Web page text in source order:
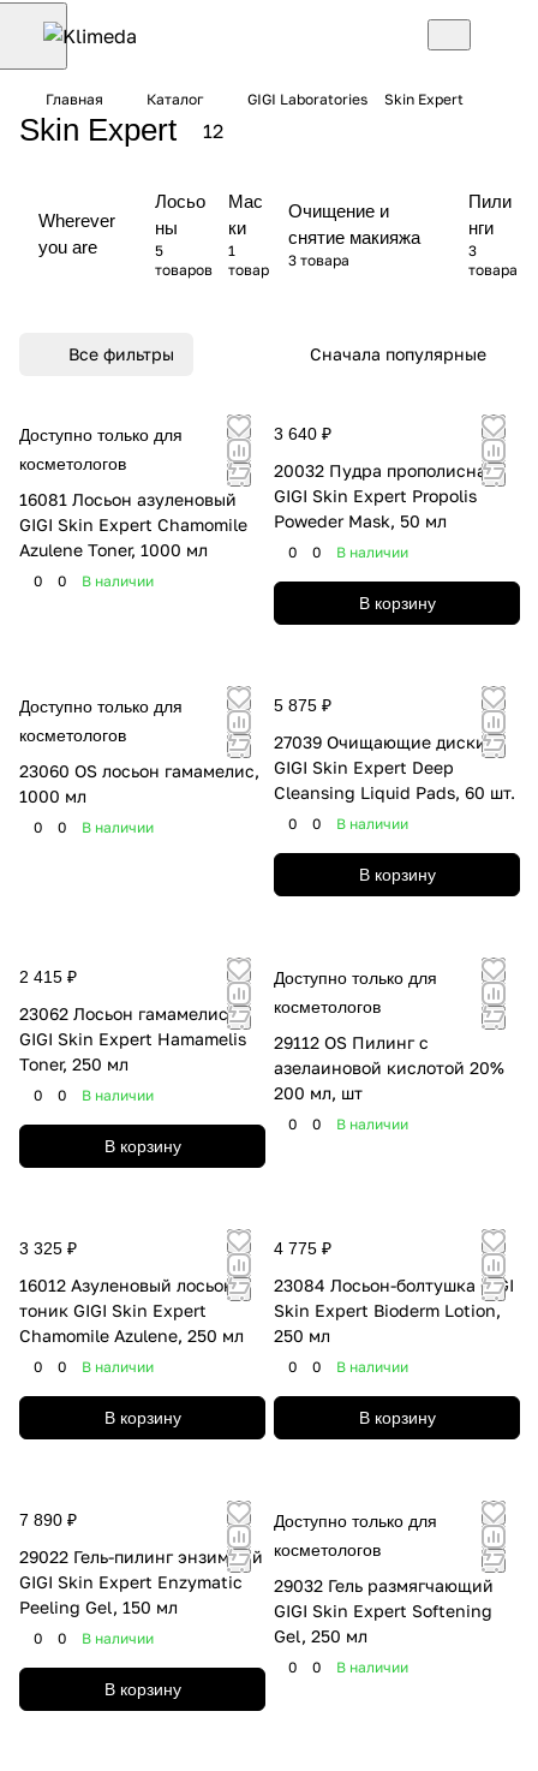
Главная Каталог GIGI Laboratories Skin Expert
Skin Expert 12
Wherever
you are
Лосьо
ны
5
товаров
Мас
ки
1
товар
Очищение и
снятие макияжа
3 товара
Пили
нги
3
товара
Все фильтры Сначала популярные
Доступно только для
косметологов
16081 Лосьон азуленовый
GIGI Skin Expert Chamomile
Azulene Toner, 1000 мл
0 0 В наличии
3 640 ₽
20032 Пудра прополисная
GIGI Skin Expert Propolis
Poweder Mask, 50 мл
0 0 В наличии
В корзину
Доступно только для
косметологов
23060 OS лосьон гамамелис,
1000 мл
0 0 В наличии
5 875 ₽
27039 Очищающие диски
GIGI Skin Expert Deep
Cleansing Liquid Pads, 60 шт.
0 0 В наличии
В корзину
2 415 ₽
23062 Лосьон гамамелис
GIGI Skin Expert Hamamelis
Toner, 250 мл
0 0 В наличии
В корзину
Доступно только для
косметологов
29112 OS Пилинг с
азелаиновой кислотой 20%
200 мл, шт
0 0 В наличии
3 325 ₽
16012 Азуленовый лосьон-
тоник GIGI Skin Expert
Chamomile Azulene, 250 мл
0 0 В наличии
В корзину
4 775 ₽
23084 Лосьон-болтушка GIGI
Skin Expert Bioderm Lotion,
250 мл
0 0 В наличии
В корзину
7 890 ₽
29022 Гель-пилинг энзимный
GIGI Skin Expert Enzymatic
Peeling Gel, 150 мл
0 0 В наличии
В корзину
Доступно только для
косметологов
29032 Гель размягчающий
GIGI Skin Expert Softening
Gel, 250 мл
0 0 В наличии